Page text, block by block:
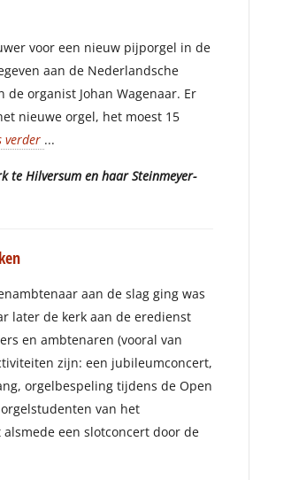
voor een nieuw pijporgel in de
aan de Nederlandsche
organist Johan Wagenaar. Er
nieuwe orgel, het moest 15
verder ...
te Hilversum en haar Steinmeyer-
aan de slag ging was
later de kerk aan de eredienst
en ambtenaren (vooral van
zijn: een jubileumconcert,
orgelbespeling tijdens de Open
van het
een slotconcert door de